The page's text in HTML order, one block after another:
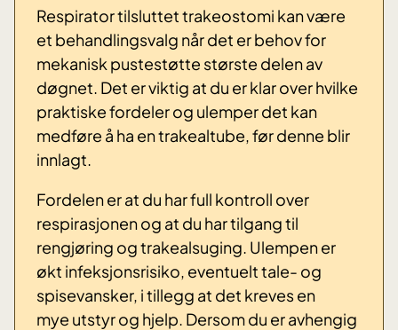
Respirator tilsluttet trakeostomi kan være
et behandlingsvalg når det er behov for
mekanisk pustestøtte største delen av
døgnet. Det er viktig at du er klar over hvilke
praktiske fordeler og ulemper det kan
medføre å ha en trakealtube, før denne blir
innlagt.
Fordelen er at du har full kontroll over
respirasjonen og at du har tilgang til
rengjøring og trakealsuging. Ulempen er
økt infeksjonsrisiko, eventuelt tale- og
spisevansker, i tillegg at det kreves en
mye utstyr og hjelp. Dersom du er avhengig